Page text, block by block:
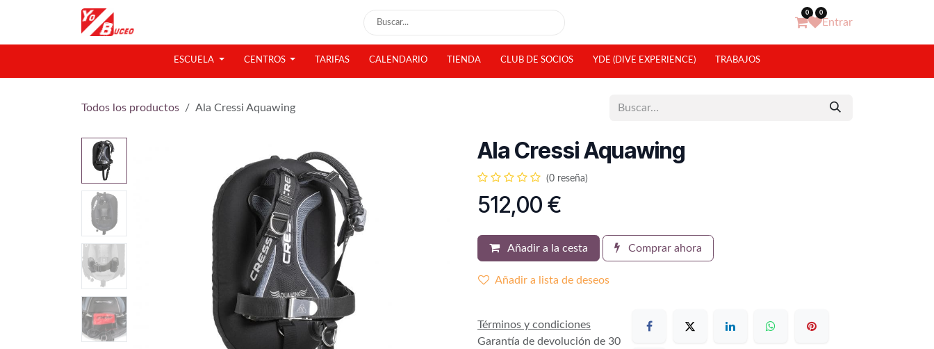
0 0
Entrar
ESCUELA CENTROS TARIFAS CALENDARIO TIENDA CLUB DE SOCIOS YDE (DIVE EXPERIENCE) TRABAJOS
Todos los productos Ala Cressi Aquawing
Ala Cressi Aquawing
(0 reseña)
512,00 €
Añadir a la cesta Comprar ahora
Añadir a lista de deseos
Términos y condiciones
Garantía de devolución de 30